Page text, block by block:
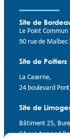
Site de
Le Point Commun
90 rue de Malbec
Site de Poitiers
La Caserne,
24 boulevard
Site de
Bâtiment 25,
64 rue Armand